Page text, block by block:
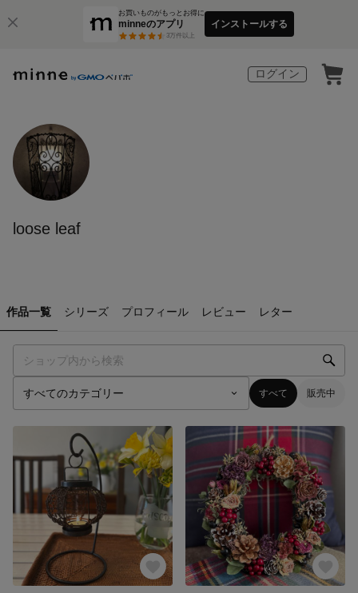
お買いものがもっとお得に
minneのアプリ
3万件以上
インストールする
ログイン
loose leaf
作品一覧 シリーズ プロフィール レビュー レター
すべて 販売中